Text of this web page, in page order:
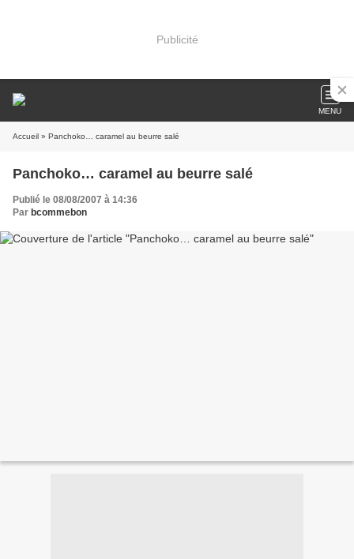
Publicité
MENU
Accueil » Panchoko… caramel au beurre salé
Panchoko… caramel au beurre salé
Publié le 08/08/2007 à 14:36
Par bcommebon